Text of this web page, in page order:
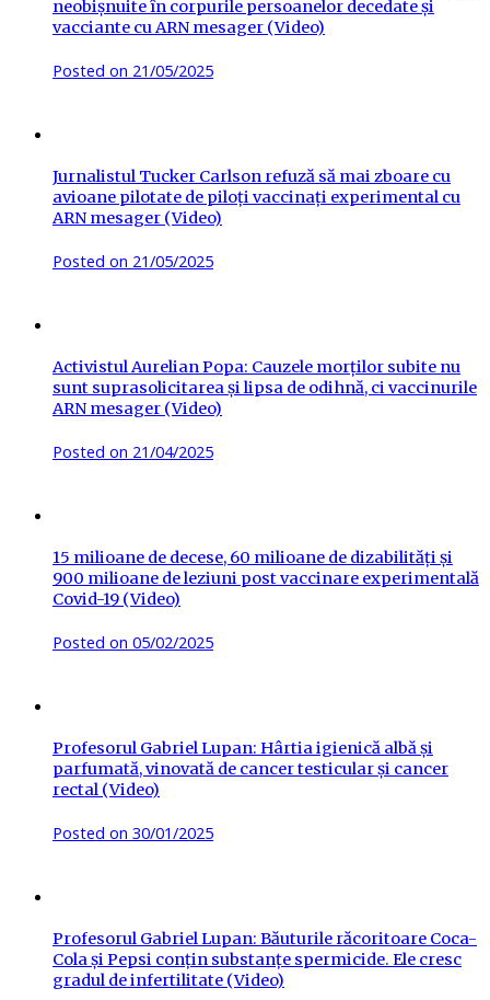
neobișnuite în corpurile persoanelor decedate și
vacciante cu ARN mesager (Video)
Posted on 21/05/2025
Jurnalistul Tucker Carlson refuză să mai zboare cu
avioane pilotate de piloți vaccinați experimental cu
ARN mesager (Video)
Posted on 21/05/2025
Activistul Aurelian Popa: Cauzele morților subite nu
sunt suprasolicitarea și lipsa de odihnă, ci vaccinurile
ARN mesager (Video)
Posted on 21/04/2025
15 milioane de decese, 60 milioane de dizabilități și
900 milioane de leziuni post vaccinare experimentală
Covid-19 (Video)
Posted on 05/02/2025
Profesorul Gabriel Lupan: Hârtia igienică albă și
parfumată, vinovată de cancer testicular și cancer
rectal (Video)
Posted on 30/01/2025
Profesorul Gabriel Lupan: Băuturile răcoritoare Coca-
Cola și Pepsi conțin substanțe spermicide. Ele cresc
gradul de infertilitate (Video)